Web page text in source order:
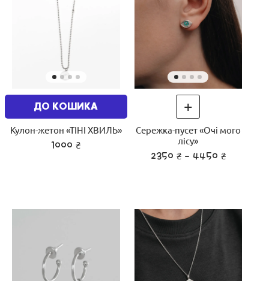
ДО КОШИКА
Кулон-жетон «ТІНІ ХВИЛЬ»
1000₴
+
Сережка-пусет «Очі мого
лісу»
2350 ₴- 4450 ₴